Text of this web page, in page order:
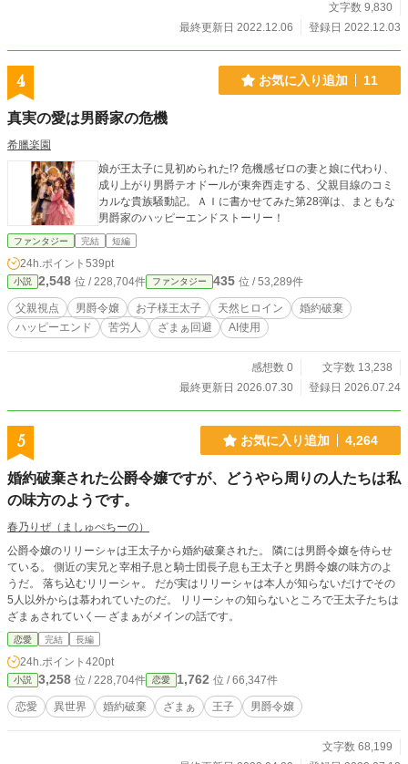
文字数 9,830
最終更新日 2022.12.06
登録日 2022.12.03
4 お気に入り追加 11
真実の愛は男爵家の危機
希臘楽園
娘が王太子に見初められた!? 危機感ゼロの妻と娘に代わり、
成り上がり男爵テオドールが東奔西走する、父親目線のコミ
カルな貴族騒動記。ＡＩに書かせてみた第28弾は、まともな
男爵家のハッピーエンドストーリー！
ファンタジー 完結 短編
24h.ポイント 539pt
小説 2,548 位 / 228,704件 ファンタジー 435 位 / 53,289件
父親視点 男爵令嬢 お子様王太子 天然ヒロイン
婚約破棄
ハッピーエンド
苦労人 ざまぁ回避 AI使用
感想数 0
文字数 13,238
最終更新日 2026.07.30
登録日 2026.07.24
5 お気に入り追加 4,264
婚約破棄された公爵令嬢ですが、どうやら周りの人たちは私
の味方のようです。
春乃りぜ（ましゅぺちーの）
公爵令嬢のリリーシャは王太子から婚約破棄された。 隣には男爵令嬢を侍らせ
ている。 側近の実兄と宰相子息と騎士団長子息も王太子と男爵令嬢の味方のよ
うだ。 落ち込むリリーシャ。 だが実はリリーシャは本人が知らないだけでその
5人以外からは慕われていたのだ。 リリーシャの知らないところで王太子たちは
ざまぁされていく― ざまぁがメインの話です。
恋愛 完結 長編
24h.ポイント 420pt
小説 3,258 位 / 228,704件 恋愛 1,762 位 / 66,347件
恋愛 異世界 婚約破棄 ざまぁ 王子 男爵令嬢
文字数 68,199